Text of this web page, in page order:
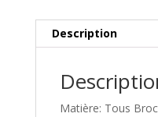
Description
Matière: Tous